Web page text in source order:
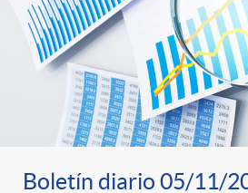
Boletín diario 05/11/